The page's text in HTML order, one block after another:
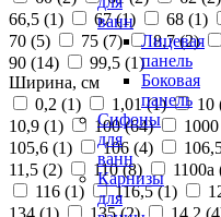
ванн
Лицевая
панель
Боковая
панель
Сифоны
для
ванн
Карнизы
для
66,5 (1) 67 (1) 68 (1)
70 (5) 75 (7) 8,7 (2)
90 (14) 99,5 (1)
Ширина, см
0,2 (1) 1,01 (1) 10
10,9 (1) 100 (64)
105,6 (1) 106 (4)
11,5 (2) 110 (8) 1100а
116 (1) 116,5 (1)
134 (1) 135 (2) 14,2 (4